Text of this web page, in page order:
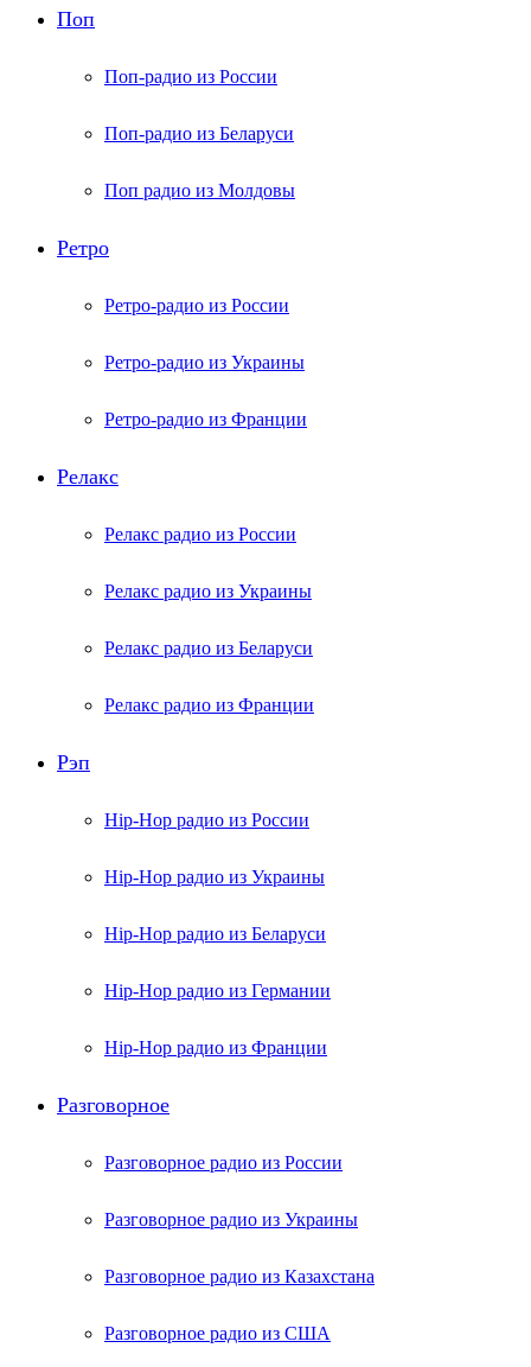
Поп
Поп-радио из России
Поп-радио из Беларуси
Поп радио из Молдовы
Ретро
Ретро-радио из России
Ретро-радио из Украины
Ретро-радио из Франции
Релакс
Релакс радио из России
Релакс радио из Украины
Релакс радио из Беларуси
Релакс радио из Франции
Рэп
Hip-Hop радио из России
Hip-Hop радио из Украины
Hip-Hop радио из Беларуси
Hip-Hop радио из Германии
Hip-Hop радио из Франции
Разговорное
Разговорное радио из России
Разговорное радио из Украины
Разговорное радио из Казахстана
Разговорное радио из США